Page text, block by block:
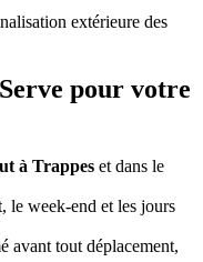
extérieure des
pour votre
à Trappes et dans le
le week-end et les jours
avant tout déplacement,